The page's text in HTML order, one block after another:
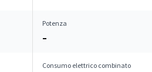
Potenza
–
Consumo elettrico combinato